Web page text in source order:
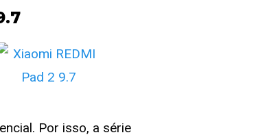
Por isso, a série